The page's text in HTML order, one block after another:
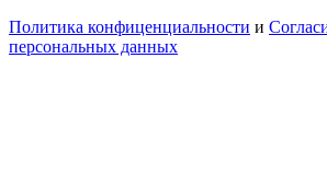
Политика конфиценциальности и
персональных данных